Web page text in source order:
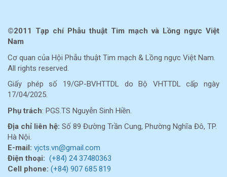
©2011 Tạp chí Phẫu thuật Tim mạch và Lồng ngực Việt
Nam
Cơ quan của Hội Phẫu thuật Tim mạch & Lồng ngực Việt Nam.
All rights reserved.
Giấy phép số 19/GP-BVHTTDL do Bộ VHTTDL cấp ngày
17/04/2025.
Phụ trách: PGS.TS Nguyễn Sinh Hiền.
Địa chỉ liên hệ: Số 89 Đường Trần Cung, Phường Nghĩa Đô, TP.
Hà Nội.
E-mail: vjcts.vn@gmail.com
Điện thoại: (+84) 24 37480363
Cell phone: (+84) 907 685 819